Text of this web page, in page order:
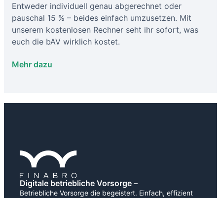
Entweder individuell genau abgerechnet oder
pauschal 15 % – beides einfach umzusetzen. Mit
unserem kostenlosen Rechner seht ihr sofort, was
euch die bAV wirklich kostet.
Mehr dazu
Digitale betriebliche Vorsorge –
Betriebliche Vorsorge die begeistert. Einfach, effizient